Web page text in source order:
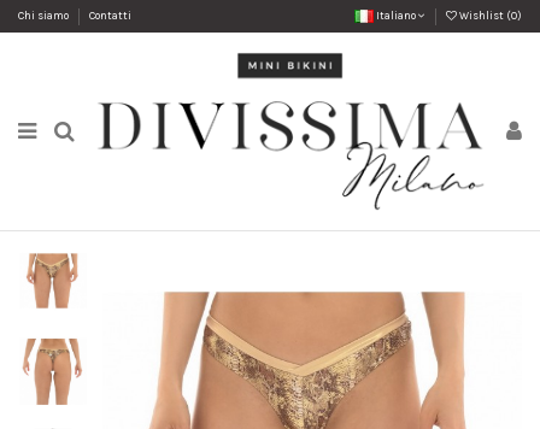
Chi siamo Contatti Italiano Wishlist (0)